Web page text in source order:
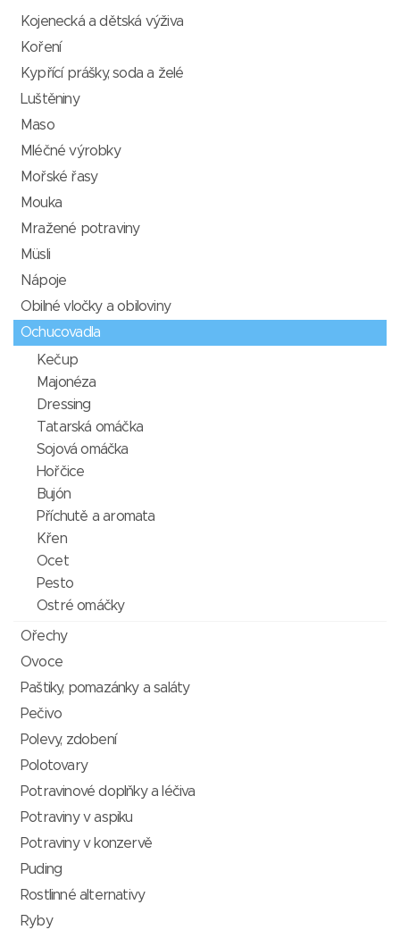
Kojenecká a dětská výživa
Koření
Kypřící prášky, soda a želé
Luštěniny
Maso
Mléčné výrobky
Mořské řasy
Mouka
Mražené potraviny
Müsli
Nápoje
Obilné vločky a obiloviny
Ochucovadla
Kečup
Majonéza
Dressing
Tatarská omáčka
Sojová omáčka
Hořčice
Bujón
Příchutě a aromata
Křen
Ocet
Pesto
Ostré omáčky
Ořechy
Ovoce
Paštiky, pomazánky a saláty
Pečivo
Polevy, zdobení
Polotovary
Potravinové doplňky a léčiva
Potraviny v aspiku
Potraviny v konzervě
Puding
Rostlinné alternativy
Ryby